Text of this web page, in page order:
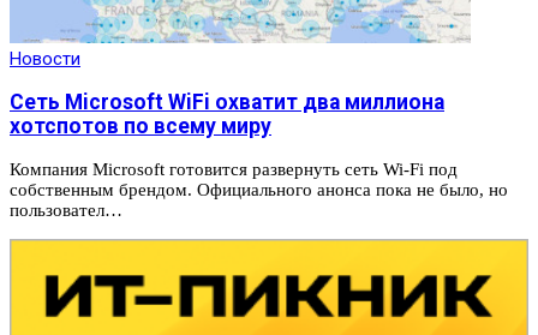
Новости
Сеть Microsoft WiFi охватит два миллиона
хотспотов по всему миру
Компания Microsoft готовится развернуть сеть Wi-Fi под
собственным брендом. Официального анонса пока не было, но
пользовател…